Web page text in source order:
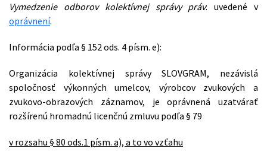
Vymedzenie odborov kolektívnej správy práv: uvedené v
oprávnení.
Informácia podľa § 152 ods. 4 písm. e):
Organizácia kolektívnej správy SLOVGRAM, nezávislá
spoločnosť výkonných umelcov, výrobcov zvukových a
zvukovo-obrazových záznamov, je oprávnená uzatvárať
rozšírenú hromadnú licenčnú zmluvu podľa § 79
v rozsahu § 80 ods.1 písm. a), a to vo vzťahu